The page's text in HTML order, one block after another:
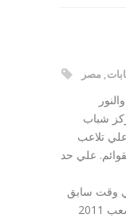
, مصر
شباب
تلاعب
علي حد
وقت سابق
بعد اعلان نتائج الانتخابات لـ مجلس الشعب 2011